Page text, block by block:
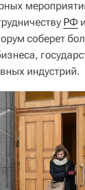
РФ и
соберет
индустрий.